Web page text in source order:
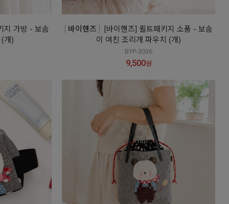
지 가방 - 보솜
개)
바이핸즈
[바이핸즈] 퀼트패키지 소품 - 보솜
이 여친 조리개 파우치 (개)
BYP-3036
9,500원